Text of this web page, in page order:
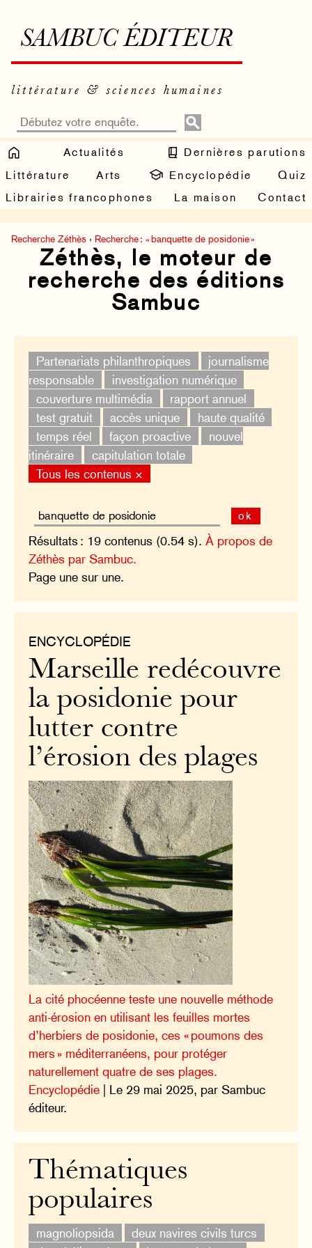
SAMBUC ÉDITEUR
littérature & sciences humaines
Actualités
Dernières parutions
Littérature
Arts Encyclopédie
Quiz
Librairies francophones
La maison Contact
Recherche Zéthès › Recherche : « banquette de posidonie »
Zéthès, le moteur de
recherche des éditions
Sambuc
Partenariats philanthropiques
journalisme
responsable
investigation numérique
couverture multimédia
rapport annuel
test gratuit
accès unique
haute qualité
temps réel
façon proactive
nouvel
itinéraire
capitulation totale
Tous les contenus ×
ok
Résultats : 19 contenus (0.54 s).À propos de
Zéthès par Sambuc.
Page une sur une.
ENCYCLOPÉDIE
Marseille redécouvre
la posidonie pour
lutter contre
l’érosion des plages
La cité phocéenne teste une nouvelle méthode
anti-érosion en utilisant les feuilles mortes
d’herbiers de posidonie, ces « poumons des
mers » méditerranéens, pour protéger
naturellement quatre de ses plages.
Encyclopédie | Le 29 mai 2025, par Sambuc
éditeur.
Thématiques
populaires
magnoliopsida
deux navires civils turcs